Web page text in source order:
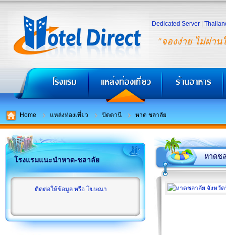
"จองง่าย ไม่ผ่าน
Dedicated Server
Home แหล่งท่องเที่ยว ปัตตานี หาด ชลาลัย
โรงแรมแนะนำหาด-ชลาลัย
ติดต่อให้ข้อมูล หรือ โฆษณา
หาดช